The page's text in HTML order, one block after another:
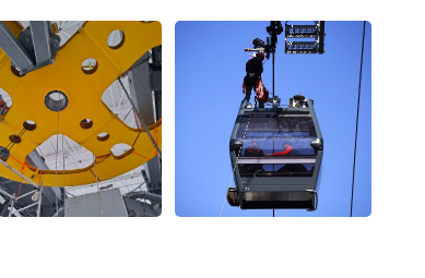
20.04.2026.
Uspješno završen servis žičare